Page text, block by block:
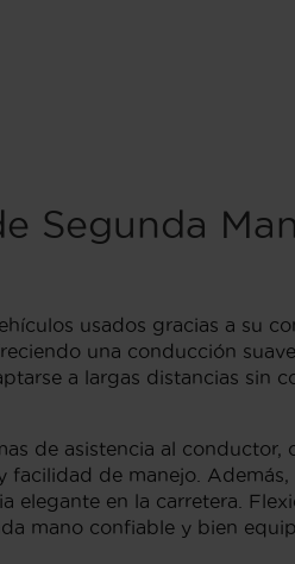
Segunda
usados gracias a su
una conducción
a largas distancias sin
de asistencia al
de manejo.
en la carretera.
mano confiable y bien